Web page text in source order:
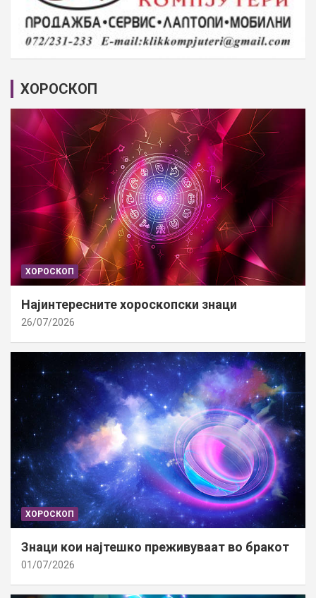
ХОРОСКОП
ХОРОСКОП
Најинтересните хороскопски знаци
26/07/2026
ХОРОСКОП
Знаци кои најтешко преживуваат во бракот
01/07/2026